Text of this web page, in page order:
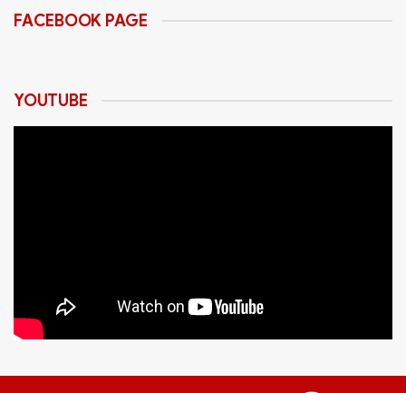
FACEBOOK PAGE
YOUTUBE